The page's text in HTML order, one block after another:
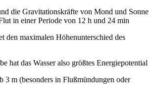
die Gravitationskräfte von Mond und Sonne
in einer Periode von 12 h und 24 min
den maximalen Höhenunterschied des
hat das Wasser also größtes Energiepotential
3 m (besonders in Flußmündungen oder